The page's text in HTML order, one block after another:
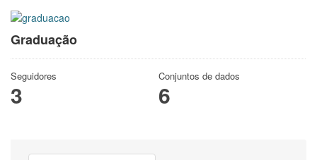
Graduação
Seguidores
3
Conjuntos de dados
6